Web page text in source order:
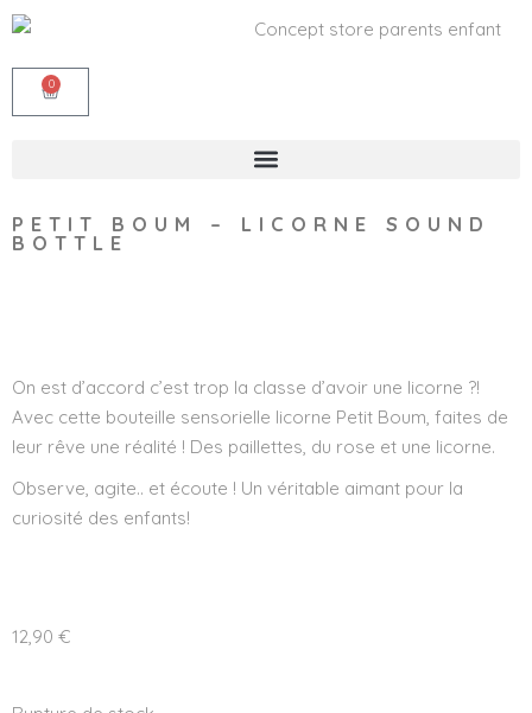
0
PETIT BOUM – LICORNE SOUND
BOTTLE
On est d’accord c’est trop la classe d’avoir une licorne ?!
Avec cette bouteille sensorielle licorne Petit Boum, faites de
leur rêve une réalité ! Des paillettes, du rose et une licorne.
Observe, agite.. et écoute ! Un véritable aimant pour la
curiosité des enfants!
12,90 €